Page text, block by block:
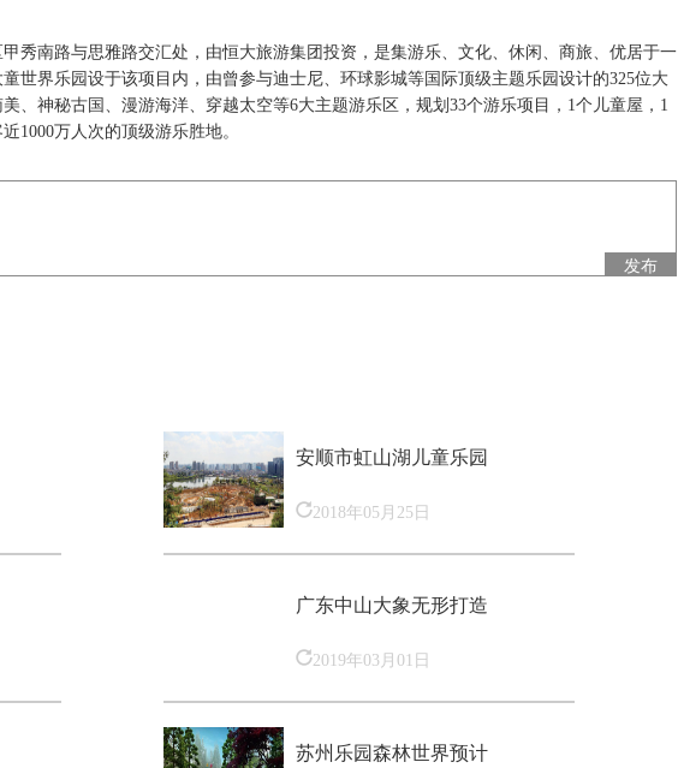
秀南路与思雅路交汇处，由恒大旅游集团投资，是集游乐、文化、休闲、商旅、优居于一
童世界乐园设于该项目内，由曾参与迪士尼、环球影城等国际顶级主题乐园设计的325位大
、神秘古国、漫游海洋、穿越太空等6大主题游乐区，规划33个游乐项目，1个儿童屋，1
1000万人次的顶级游乐胜地。
发布
安顺市虹山湖儿童乐园
2018年05月25日
广东中山大象无形打造
2019年03月01日
苏州乐园森林世界预计